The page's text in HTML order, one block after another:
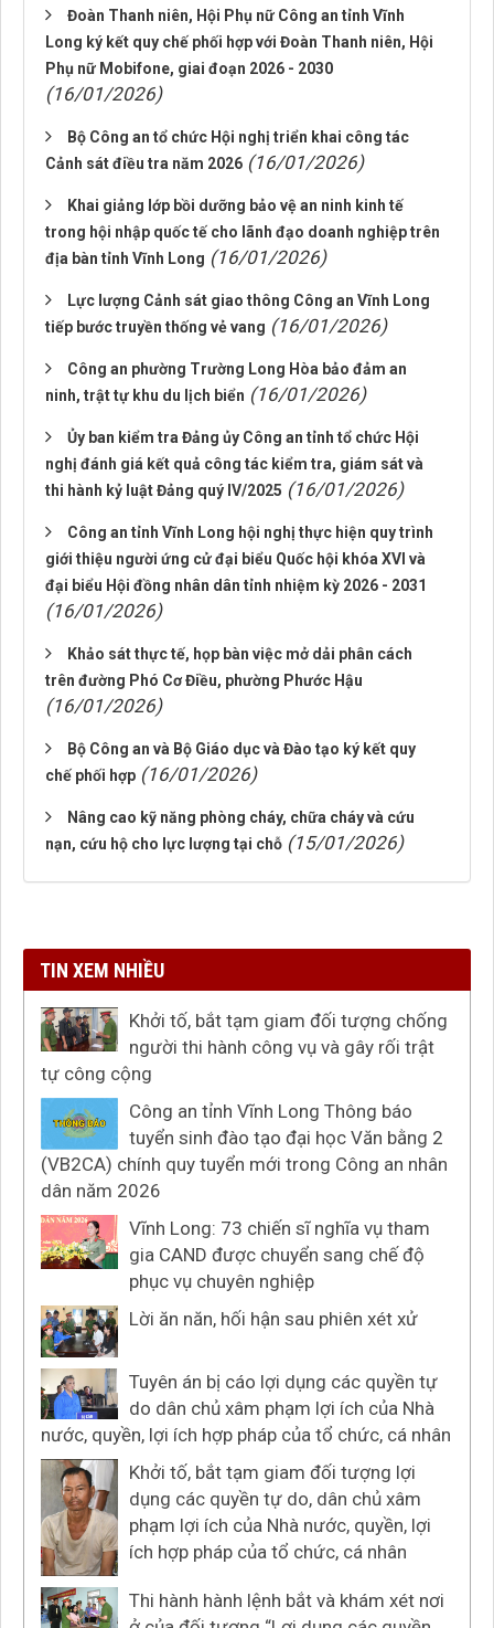
Đoàn Thanh niên, Hội Phụ nữ Công an tỉnh Vĩnh
Long ký kết quy chế phối hợp với Đoàn Thanh niên, Hội
Phụ nữ Mobifone, giai đoạn 2026 - 2030
(16/01/2026)
Bộ Công an tổ chức Hội nghị triển khai công tác
Cảnh sát điều tra năm 2026 (16/01/2026)
Khai giảng lớp bồi dưỡng bảo vệ an ninh kinh tế
trong hội nhập quốc tế cho lãnh đạo doanh nghiệp trên
địa bàn tỉnh Vĩnh Long (16/01/2026)
Lực lượng Cảnh sát giao thông Công an Vĩnh Long
tiếp bước truyền thống vẻ vang (16/01/2026)
Công an phường Trường Long Hòa bảo đảm an
ninh, trật tự khu du lịch biển (16/01/2026)
Ủy ban kiểm tra Đảng ủy Công an tỉnh tổ chức Hội
nghị đánh giá kết quả công tác kiểm tra, giám sát và
thi hành kỷ luật Đảng quý IV/2025 (16/01/2026)
Công an tỉnh Vĩnh Long hội nghị thực hiện quy trình
giới thiệu người ứng cử đại biểu Quốc hội khóa XVI và
đại biểu Hội đồng nhân dân tỉnh nhiệm kỳ 2026 - 2031
(16/01/2026)
Khảo sát thực tế, họp bàn việc mở dải phân cách
trên đường Phó Cơ Điều, phường Phước Hậu
(16/01/2026)
Bộ Công an và Bộ Giáo dục và Đào tạo ký kết quy
chế phối hợp (16/01/2026)
Nâng cao kỹ năng phòng cháy, chữa cháy và cứu
nạn, cứu hộ cho lực lượng tại chỗ (15/01/2026)
TIN XEM NHIỀU
Khởi tố, bắt tạm giam đối tượng chống
người thi hành công vụ và gây rối trật
tự công cộng
Công an tỉnh Vĩnh Long Thông báo
tuyển sinh đào tạo đại học Văn bằng 2
(VB2CA) chính quy tuyển mới trong Công an nhân
dân năm 2026
Vĩnh Long: 73 chiến sĩ nghĩa vụ tham
gia CAND được chuyển sang chế độ
phục vụ chuyên nghiệp
Lời ăn năn, hối hận sau phiên xét xử
Tuyên án bị cáo lợi dụng các quyền tự
do dân chủ xâm phạm lợi ích của Nhà
nước, quyền, lợi ích hợp pháp của tổ chức, cá nhân
Khởi tố, bắt tạm giam đối tượng lợi
dụng các quyền tự do, dân chủ xâm
phạm lợi ích của Nhà nước, quyền, lợi
ích hợp pháp của tổ chức, cá nhân
Thi hành hành lệnh bắt và khám xét nơi